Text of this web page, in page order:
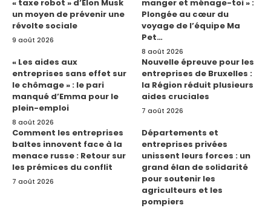
« taxe robot » d’Elon Musk
un moyen de prévenir une
révolte sociale
9 août 2026
manger et ménage-toi » :
Plongée au cœur du
voyage de l’équipe Ma
Pet…
8 août 2026
« Les aides aux
entreprises sans effet sur
le chômage » : le pari
manqué d’Emma pour le
plein-emploi
8 août 2026
Nouvelle épreuve pour les
entreprises de Bruxelles :
la Région réduit plusieurs
aides cruciales
7 août 2026
Comment les entreprises
baltes innovent face à la
menace russe : Retour sur
les prémices du conflit
7 août 2026
Départements et
entreprises privées
unissent leurs forces : un
grand élan de solidarité
pour soutenir les
agriculteurs et les
pompiers